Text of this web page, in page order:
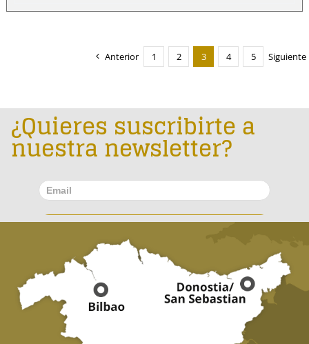
Anterior 1 2 3 4 5 Siguiente
¿Quieres suscribirte a
nuestra newsletter?